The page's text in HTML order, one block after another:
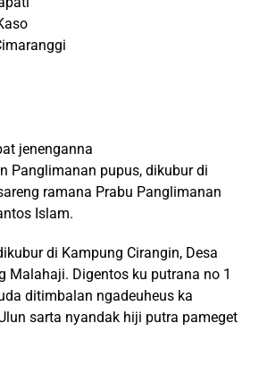
jenenganna
Panglimanan pupus, dikubur di
ramana Prabu Panglimanan
Islam.
di Kampung Cirangin, Desa
Malahaji. Digentos ku putrana no 1
ditimbalan ngadeuheus ka
sarta nyandak hiji putra pameget